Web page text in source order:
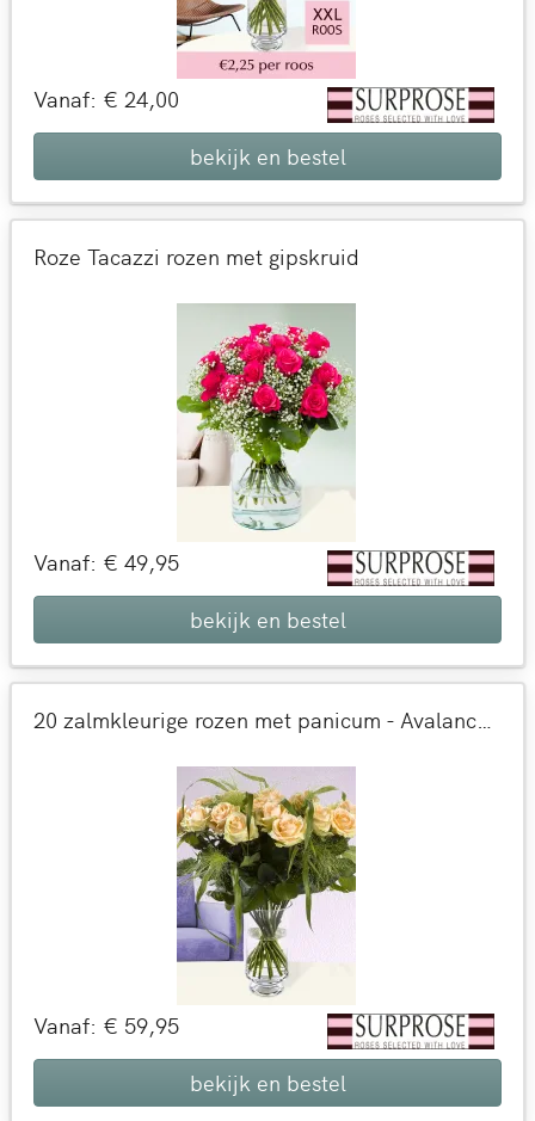
Vanaf: € 24,00
bekijk en bestel
Roze Tacazzi rozen met gipskruid
Vanaf: € 49,95
bekijk en bestel
20 zalmkleurige rozen met panicum - Avalanche Peach
Vanaf: € 59,95
bekijk en bestel